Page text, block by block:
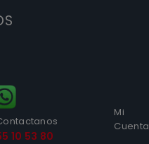
10 53 80
Mi
Cuenta